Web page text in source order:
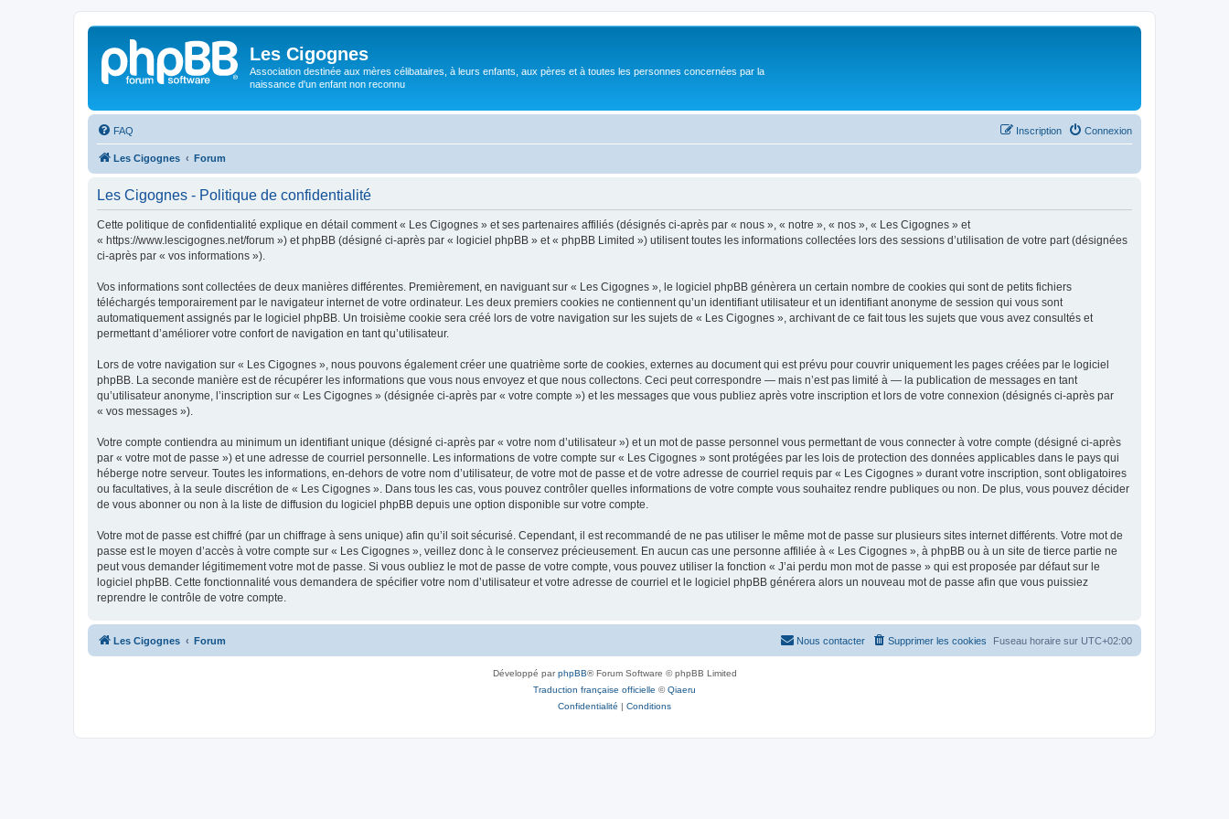
Les Cigognes
Association destinée aux mères célibataires, à leurs enfants, aux pères et à toutes les personnes concernées par la
naissance d'un enfant non reconnu
FAQ Connexion
Inscription
Les Cigognes Forum
Les Cigognes - Politique de confidentialité
Cette politique de confidentialité explique en détail comment « Les Cigognes » et ses partenaires affiliés (désignés ci-après par « nous », « notre », « nos », « Les Cigognes » et
« https://www.lescigognes.net/forum ») et phpBB (désigné ci-après par « logiciel phpBB » et « phpBB Limited ») utilisent toutes les informations collectées lors des sessions d’utilisation de votre part (désignées
ci-après par « vos informations »).
Vos informations sont collectées de deux manières différentes. Premièrement, en naviguant sur « Les Cigognes », le logiciel phpBB génèrera un certain nombre de cookies qui sont de petits fichiers
téléchargés temporairement par le navigateur internet de votre ordinateur. Les deux premiers cookies ne contiennent qu’un identifiant utilisateur et un identifiant anonyme de session qui vous sont
automatiquement assignés par le logiciel phpBB. Un troisième cookie sera créé lors de votre navigation sur les sujets de « Les Cigognes », archivant de ce fait tous les sujets que vous avez consultés et
permettant d’améliorer votre confort de navigation en tant qu’utilisateur.
Lors de votre navigation sur « Les Cigognes », nous pouvons également créer une quatrième sorte de cookies, externes au document qui est prévu pour couvrir uniquement les pages créées par le logiciel
phpBB. La seconde manière est de récupérer les informations que vous nous envoyez et que nous collectons. Ceci peut correspondre — mais n’est pas limité à — la publication de messages en tant
qu’utilisateur anonyme, l’inscription sur « Les Cigognes » (désignée ci-après par « votre compte ») et les messages que vous publiez après votre inscription et lors de votre connexion (désignés ci-après par
« vos messages »).
Votre compte contiendra au minimum un identifiant unique (désigné ci-après par « votre nom d’utilisateur ») et un mot de passe personnel vous permettant de vous connecter à votre compte (désigné ci-après
par « votre mot de passe ») et une adresse de courriel personnelle. Les informations de votre compte sur « Les Cigognes » sont protégées par les lois de protection des données applicables dans le pays qui
héberge notre serveur. Toutes les informations, en-dehors de votre nom d’utilisateur, de votre mot de passe et de votre adresse de courriel requis par « Les Cigognes » durant votre inscription, sont obligatoires
ou facultatives, à la seule discrétion de « Les Cigognes ». Dans tous les cas, vous pouvez contrôler quelles informations de votre compte vous souhaitez rendre publiques ou non. De plus, vous pouvez décider
de vous abonner ou non à la liste de diffusion du logiciel phpBB depuis une option disponible sur votre compte.
Votre mot de passe est chiffré (par un chiffrage à sens unique) afin qu’il soit sécurisé. Cependant, il est recommandé de ne pas utiliser le même mot de passe sur plusieurs sites internet différents. Votre mot de
passe est le moyen d’accès à votre compte sur « Les Cigognes », veillez donc à le conservez précieusement. En aucun cas une personne affiliée à « Les Cigognes », à phpBB ou à un site de tierce partie ne
peut vous demander légitimement votre mot de passe. Si vous oubliez le mot de passe de votre compte, vous pouvez utiliser la fonction « J’ai perdu mon mot de passe » qui est proposée par défaut sur le
logiciel phpBB. Cette fonctionnalité vous demandera de spécifier votre nom d’utilisateur et votre adresse de courriel et le logiciel phpBB générera alors un nouveau mot de passe afin que vous puissiez
reprendre le contrôle de votre compte.
Les Cigognes Forum Fuseau horaire sur UTC+02:00
Supprimer les cookies
Nous contacter
Développé parphpBB® Forum Software © phpBB Limited
Traduction française officielle ©Qiaeru
Confidentialité | Conditions